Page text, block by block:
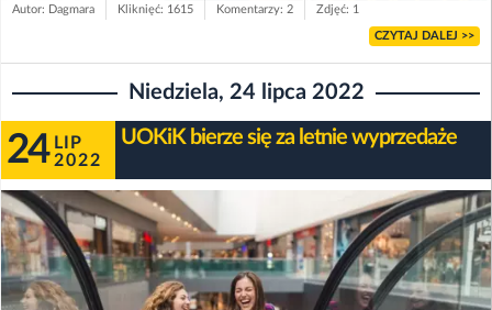
Autor: Dagmara Kliknięć: 1615 Komentarzy: 2 Zdjęć: 1
CZYTAJ DALEJ >>
Niedziela, 24 lipca 2022
24 LIP
2022
UOKiK bierze się za letnie wyprzedaże